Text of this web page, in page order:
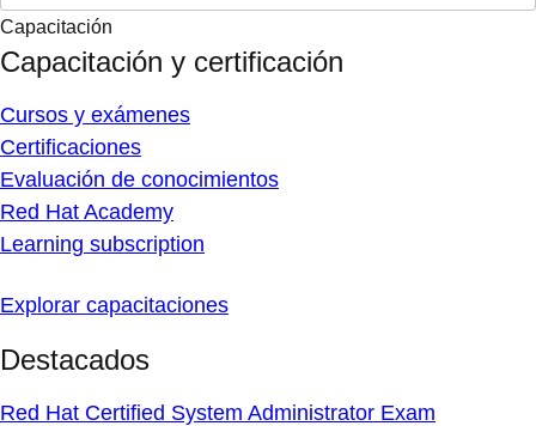
Capacitación
Capacitación y certificación
Cursos y exámenes
Certificaciones
Evaluación de conocimientos
Red Hat Academy
Learning subscription
Explorar capacitaciones
Destacados
Red Hat Certified System Administrator Exam